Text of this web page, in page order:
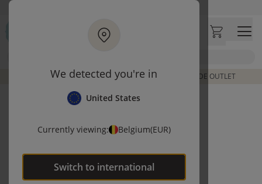
We detected you're in
United States
Currently viewing: Belgium(EUR)
Switch to international
Ga naar hoofdinhoud
Klantbeoordelingen
DE LAATSTE ITEMS UIT VORIGE COLLECTIES | SHOP DE OUTLET